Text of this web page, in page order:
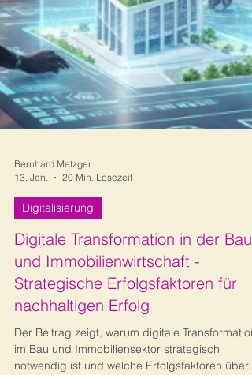
Bernhard Metzger
13. Jan.
20 Min. Lesezeit
Digitalisierung
Digitale Transformation in der Bau-
und Immobilienwirtschaft -
Strategische Erfolgsfaktoren für